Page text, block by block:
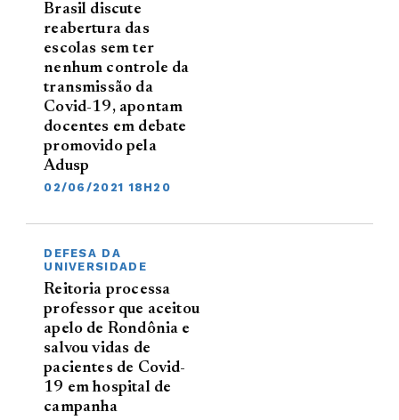
Brasil discute
reabertura das
escolas sem ter
nenhum controle da
transmissão da
Covid-19, apontam
docentes em debate
promovido pela
Adusp
02/06/2021 18H20
DEFESA DA
UNIVERSIDADE
Reitoria processa
professor que aceitou
apelo de Rondônia e
salvou vidas de
pacientes de Covid-
19 em hospital de
campanha